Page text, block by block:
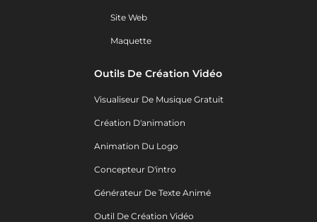
Site Web
Maquette
Outils De Création Vidéo
Visualiseur De Musique Gratuit
Création D'animation
Animation Du Logo
Concepteur D'intro
Générateur De Texte Animé
Outil De Création Vidéo